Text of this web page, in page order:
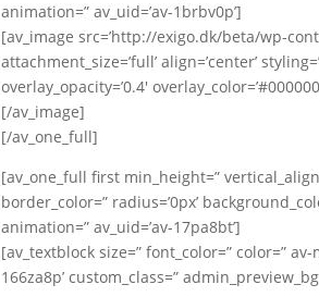
animation=” av_uid=’av-1brbv0p’]
[av_image src=’http://exigo.dk/beta/wp-
attachment_size=’full’ align=’center’
overlay_opacity=’0.4′
[/av_image]
[/av_one_full]
[av_one_full first min_height=”
border_color=” radius=’0px’
animation=” av_uid=’av-17pa8bt’]
[av_textblock size=” font_color=” color=”
166za8p’ custom_class=”